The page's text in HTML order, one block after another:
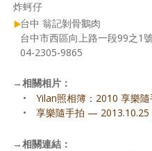
炸蚵仔
台中 翁記剝骨鵝肉
台中市西區向上路一段99之1
04-2305-9865
→相關相片：
•
Yilan照相簿：2010 享樂
•
享樂隨手拍 — 2013.10.25
→相關連結：